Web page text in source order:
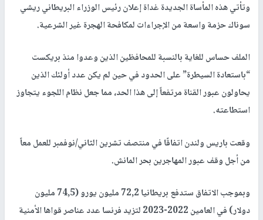
وتأتي هذه المأساة الجديدة غداة إعلان رئيس الوزراء البريطاني ريشي
سوناك حزمة واسعة من الإجراءات لمكافحة الهجرة غير الشرعية.
الملف حساس للغاية بالنسبة للمحافظين الذين وعدوا منذ بريكست
“باستعادة السيطرة” على الحدود في حين لم يكن عدد أولئك الذين
يحاولون عبور القناة مرتفعاً إلى هذا الحد، مما جعل نظام اللجوء يتجاوز
استطاعته.
وقعت باريس ولندن اتفاقًا في منتصف تشرين الثاني/نوفمبر للعمل معاً
من أجل وقف عبور المهاجرين بحر المانش.
وبموجب الاتفاق ستدفع بريطانيا 72,2 مليون يورو (74,5 مليون
دولار) في العامين 2022-2023 لتزيد فرنسا عدد عناصر قواها الأمنية